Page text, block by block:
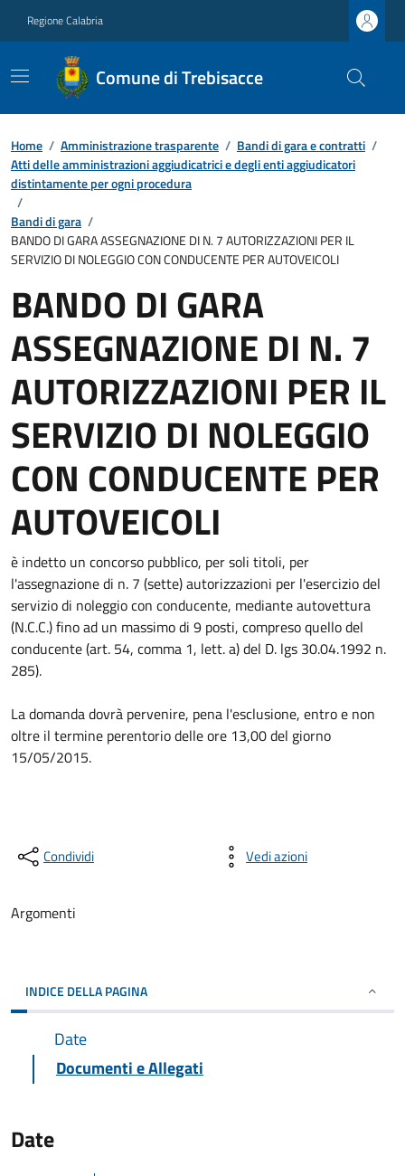
Regione Calabria
Comune di Trebisacce
Home / Amministrazione trasparente / Bandi di gara e contratti /
Atti delle amministrazioni aggiudicatrici e degli enti aggiudicatori
distintamente per ogni procedura
/
Bandi di gara /
BANDO DI GARA ASSEGNAZIONE DI N. 7 AUTORIZZAZIONI PER IL
SERVIZIO DI NOLEGGIO CON CONDUCENTE PER AUTOVEICOLI
BANDO DI GARA
ASSEGNAZIONE DI N. 7
AUTORIZZAZIONI PER IL
SERVIZIO DI NOLEGGIO
CON CONDUCENTE PER
AUTOVEICOLI
è indetto un concorso pubblico, per soli titoli, per
l'assegnazione di n. 7 (sette) autorizzazioni per l'esercizio del
servizio di noleggio con conducente, mediante autovettura
(N.C.C.) fino ad un massimo di 9 posti, compreso quello del
conducente (art. 54, comma 1, lett. a) del D. lgs 30.04.1992 n.
285).
La domanda dovrà pervenire, pena l'esclusione, entro e non
oltre il termine perentorio delle ore 13,00 del giorno
15/05/2015.
Condividi Vedi azioni
Argomenti
INDICE DELLA PAGINA
Date
Documenti e Allegati
Date